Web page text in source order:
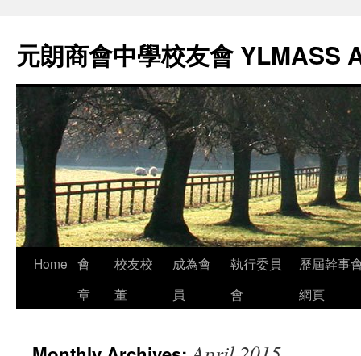
元朗商會中學校友會 YLMASS
Skip
Home 會
章
校友校
董
成為會
員
執行委員
會
歷屆幹事
網頁